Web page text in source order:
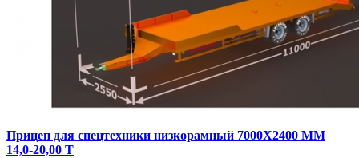
Прицеп для спецтехники низкорамный 7000Х2400 ММ
14,0-20,00 Т